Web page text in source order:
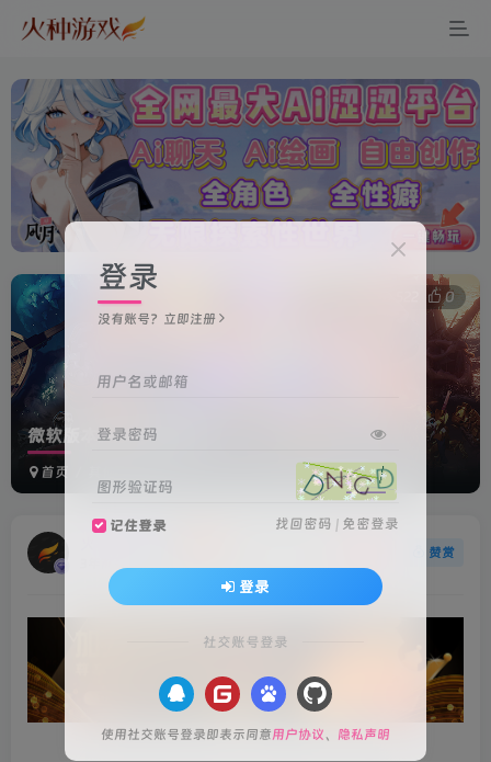
微软版本游戏安装教程
首页
0
赞赏
登录
没有账号？立即注册
用户名或邮箱
登录密码
图形验证码
记住登录 找回密码 | 免密登录
登录
社交账号登录
使用社交账号登录即表示同意用户协议、 隐私声明